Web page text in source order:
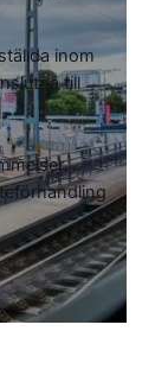
inom
till